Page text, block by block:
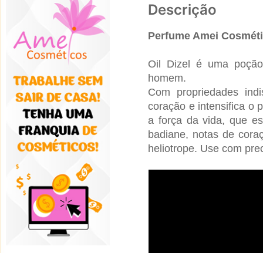
Descrição
Perfume Amei
Oil Dizel é uma
homem.
Com propriedades
coração e intensifica o
a força da vida, que
badiane, notas de
heliotrope. Use com